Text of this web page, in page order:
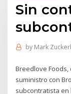
Sin
by Mark
Breedlove
suministro con
subcontratista en